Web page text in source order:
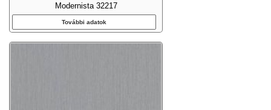
Modernista 32217
További adatok